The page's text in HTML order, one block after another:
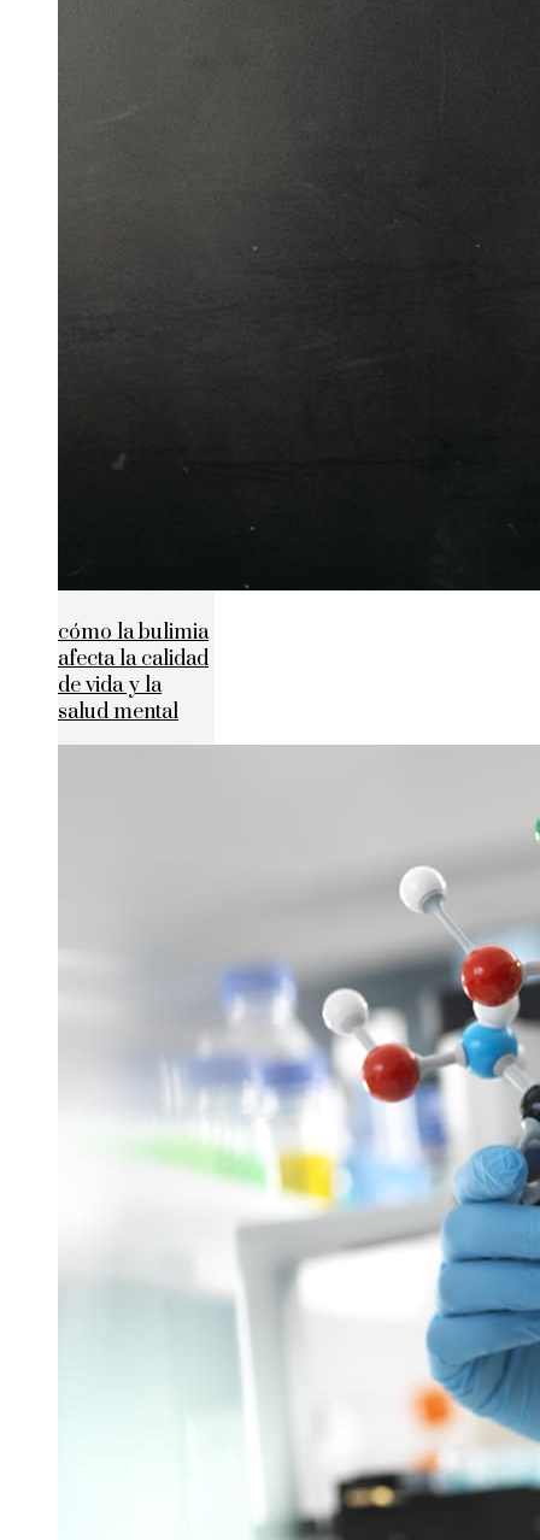
cómo la bulimia
afecta la calidad
de vida y la
salud mental